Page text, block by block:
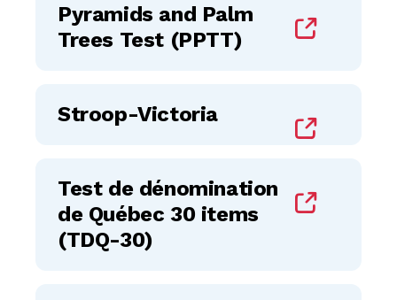
Pyramids and Palm
Trees Test (PPTT)
Stroop-Victoria
Test de dénomination
de Québec 30 items
(TDQ-30)